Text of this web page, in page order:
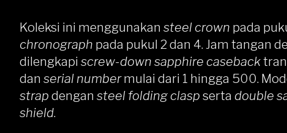
Koleksi ini menggunakan steel crown pada
chronograph pada pukul 2 dan 4. Jam tangan
dilengkapi screw-down sapphire caseback
dan serial numbermulai dari 1 hingga 500.
strap dengan steel folding clasp serta double
shield.